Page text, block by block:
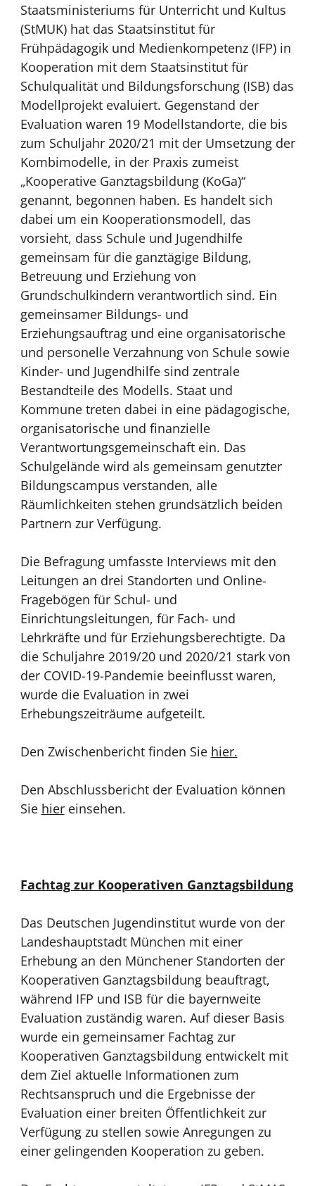
Staatsministeriums für Unterricht und Kultus
(StMUK) hat das Staatsinstitut für
Frühpädagogik und Medienkompetenz (IFP) in
Kooperation mit dem Staatsinstitut für
Schulqualität und Bildungsforschung (ISB) das
Modellprojekt evaluiert. Gegenstand der
Evaluation waren 19 Modellstandorte, die bis
zum Schuljahr 2020/21 mit der Umsetzung der
Kombimodelle, in der Praxis zumeist
„Kooperative Ganztagsbildung (KoGa)“
genannt, begonnen haben. Es handelt sich
dabei um ein Kooperationsmodell, das
vorsieht, dass Schule und Jugendhilfe
gemeinsam für die ganztägige Bildung,
Betreuung und Erziehung von
Grundschulkindern verantwortlich sind. Ein
gemeinsamer Bildungs- und
Erziehungsauftrag und eine organisatorische
und personelle Verzahnung von Schule sowie
Kinder- und Jugendhilfe sind zentrale
Bestandteile des Modells. Staat und
Kommune treten dabei in eine pädagogische,
organisatorische und finanzielle
Verantwortungsgemeinschaft ein. Das
Schulgelände wird als gemeinsam genutzter
Bildungscampus verstanden, alle
Räumlichkeiten stehen grundsätzlich beiden
Partnern zur Verfügung.
Die Befragung umfasste Interviews mit den
Leitungen an drei Standorten und Online-
Fragebögen für Schul- und
Einrichtungsleitungen, für Fach- und
Lehrkräfte und für Erziehungsberechtigte. Da
die Schuljahre 2019/20 und 2020/21 stark von
der COVID-19-Pandemie beeinflusst waren,
wurde die Evaluation in zwei
Erhebungszeiträume aufgeteilt.
Den Zwischenbericht finden Sie hier.
Den Abschlussbericht der Evaluation können
Sie hiereinsehen.
Fachtag zur Kooperativen Ganztagsbildung
Das Deutschen Jugendinstitut wurde von der
Landeshauptstadt München mit einer
Erhebung an den Münchener Standorten der
Kooperativen Ganztagsbildung beauftragt,
während IFP und ISB für die bayernweite
Evaluation zuständig waren. Auf dieser Basis
wurde ein gemeinsamer Fachtag zur
Kooperativen Ganztagsbildung entwickelt mit
dem Ziel aktuelle Informationen zum
Rechtsanspruch und die Ergebnisse der
Evaluation einer breiten Öffentlichkeit zur
Verfügung zu stellen sowie Anregungen zu
einer gelingenden Kooperation zu geben.